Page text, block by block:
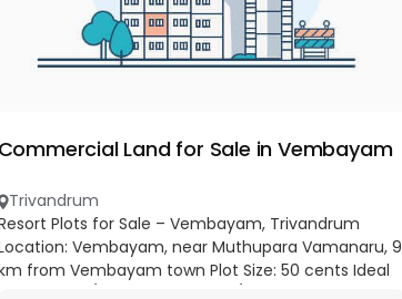
Commercial Land for Sale in Vembayam
Trivandrum
Plots for Sale – Vembayam, Trivandrum
Vembayam, near Muthupara Vamanaru, 9
from Vembayam town Plot Size: 50 cents Ideal